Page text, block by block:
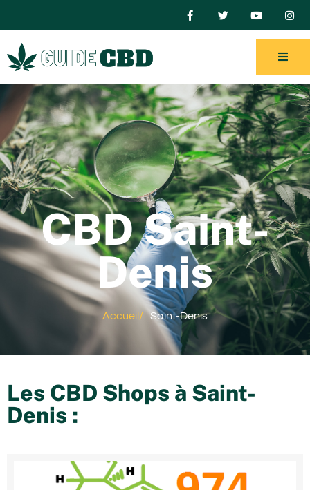
CBD Saint-
Denis
Accueil / Saint-Denis
Les CBD Shops à Saint-
Denis :